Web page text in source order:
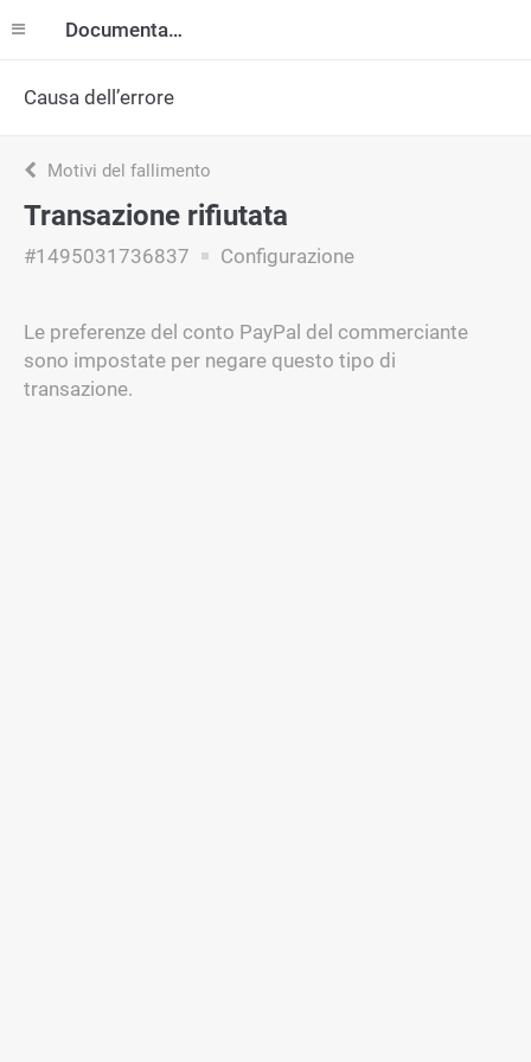
Documentazione
Causa dell’errore
Motivi del fallimento
Transazione rifiutata
#1495031736837 Configurazione
Le preferenze del conto PayPal del commerciante
sono impostate per negare questo tipo di
transazione.